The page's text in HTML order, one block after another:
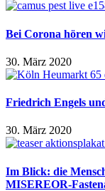
Bei Corona hören
30. März 2020
Friedrich Engels
30. März 2020
Im Blick: die
MISEREOR-